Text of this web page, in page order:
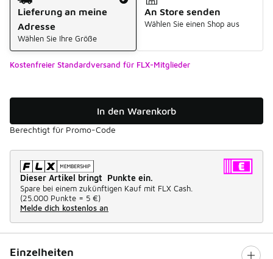
Lieferung an meine
Adresse
Wählen Sie Ihre Größe
An Store senden
Wählen Sie einen Shop aus
Kostenfreier Standardversand für FLX-Mitglieder
In den Warenkorb
Berechtigt für Promo-Code
Dieser Artikel bringt Punkte ein.
Spare bei einem zukünftigen Kauf mit FLX Cash.
(25.000 Punkte = 5 €)
Melde dich kostenlos an
Einzelheiten